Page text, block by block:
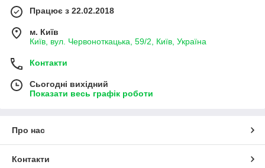
Працює з 22.02.2018
м. Київ
Київ, вул. Червоноткацька, 59/2, Київ, Україна
Контакти
Сьогодні вихідний
Показати весь графік роботи
Про нас
Контакти